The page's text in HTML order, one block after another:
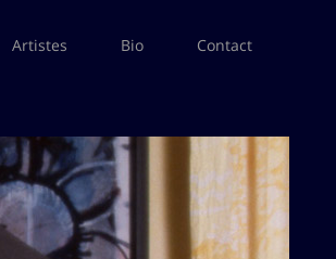
Artistes Bio Contact